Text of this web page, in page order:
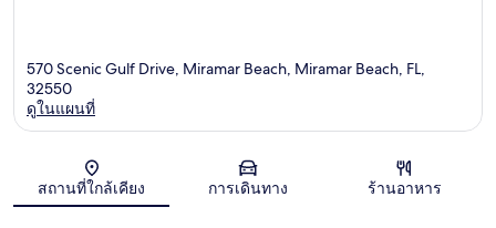
แผนที่
570 Scenic Gulf Drive, Miramar Beach, Miramar Beach, FL,
32550
ดูในแผนที่
สถานที่ใกล้เคียง การเดินทาง ร้านอาหาร